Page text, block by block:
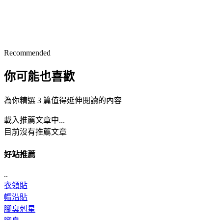
Recommended
你可能也喜歡
為你精選 3 篇值得延伸閱讀的內容
載入推薦文章中...
目前沒有推薦文章
好站推薦
..
衣領貼
帽沿貼
腳臭剋星